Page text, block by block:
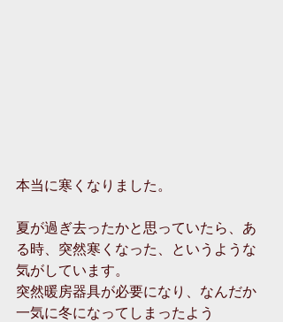
本当に寒くなりました。
夏が過ぎ去ったかと思っていたら、あ
る時、突然寒くなった、というような
気がしています。
突然暖房器具が必要になり、なんだか
一気に冬になってしまったよう